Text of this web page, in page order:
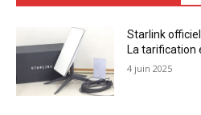
Starlink
La tarification
4 juin 2025